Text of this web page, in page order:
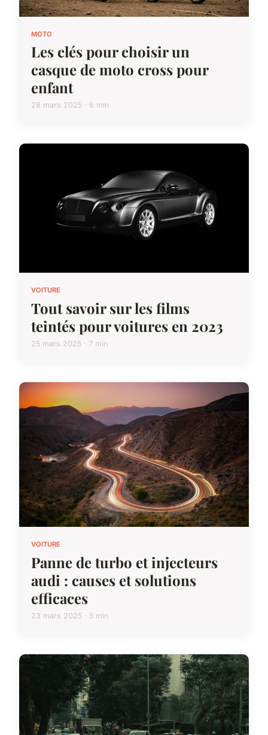
MOTO
Les clés pour choisir un
casque de moto cross pour
enfant
28 mars 2025 · 6 min
VOITURE
Tout savoir sur les films
teintés pour voitures en 2023
25 mars 2025 · 7 min
VOITURE
Panne de turbo et injecteurs
audi : causes et solutions
efficaces
23 mars 2025 · 5 min